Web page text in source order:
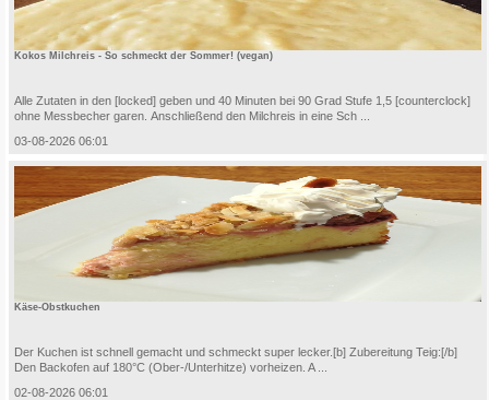
Kokos Milchreis - So schmeckt der Sommer! (vegan)
Alle Zutaten in den [locked] geben und 40 Minuten bei 90 Grad Stufe 1,5 [counterclock]
ohne Messbecher garen. Anschließend den Milchreis in eine Sch ...
03-08-2026 06:01
Käse-Obstkuchen
Der Kuchen ist schnell gemacht und schmeckt super lecker.[b] Zubereitung Teig:[/b]
Den Backofen auf 180°C (Ober-/Unterhitze) vorheizen. A ...
02-08-2026 06:01